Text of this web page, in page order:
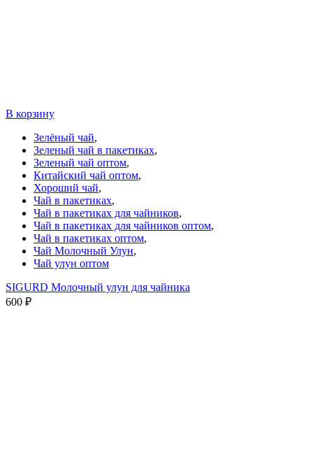
В корзину
Зелёный чай,
Зеленый чай в пакетиках,
Зеленый чай оптом,
Китайский чай оптом,
Хороший чай,
Чай в пакетиках,
Чай в пакетиках для чайников,
Чай в пакетиках для чайников оптом,
Чай в пакетиках оптом,
Чай Молочный Улун,
Чай улун оптом
SIGURD Молочный улун для чайника
600 ₽